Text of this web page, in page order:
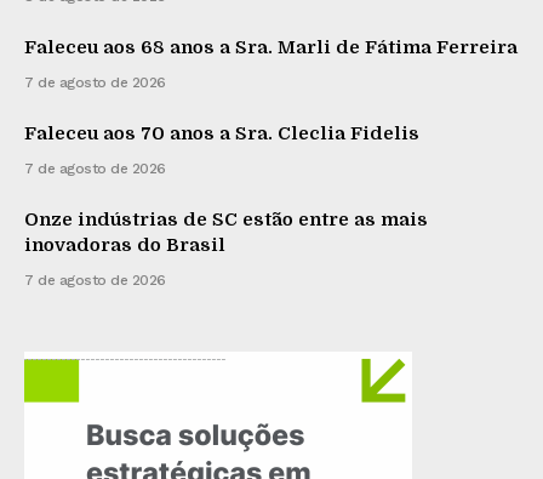
Faleceu aos 68 anos a Sra. Marli de Fátima Ferreira
7 de agosto de 2026
Faleceu aos 70 anos a Sra. Cleclia Fidelis
7 de agosto de 2026
Onze indústrias de SC estão entre as mais
inovadoras do Brasil
7 de agosto de 2026